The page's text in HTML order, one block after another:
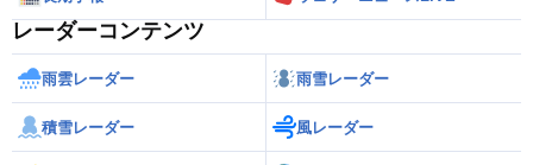
レーダーコンテンツ
雨雲レーダー 雨雪レーダー
積雪レーダー 風レーダー